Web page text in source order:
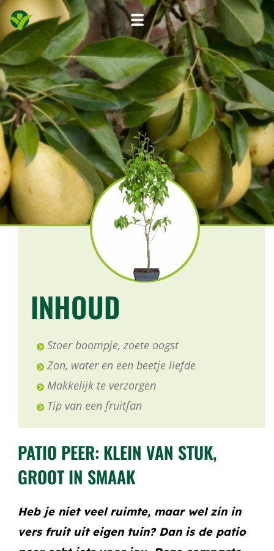
PATIO PEER: KLEIN VAN STUK,
GROOT IN SMAAK
Heb je niet veel ruimte, maar wel zin in
vers fruit uit eigen tuin? Dan is de patio
INHOUD
Stoer boompje, zoete oogst
Zon, water en een beetje liefde
Makkelijk te verzorgen
Tip van een fruitfan